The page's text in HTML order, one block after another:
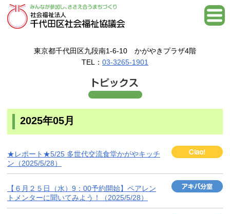
東京都千代田区九段南1-6-10 かがやきプラザ4階
TEL： 03-3265-1901
2025年05月
★レポート★5/25 多世代交流食堂かがやキッチ
ン（2025/5/28）
【６月２５日（水）9：00予約開始】ペアレン
トメンターに聞いてみよう！（2025/5/28）